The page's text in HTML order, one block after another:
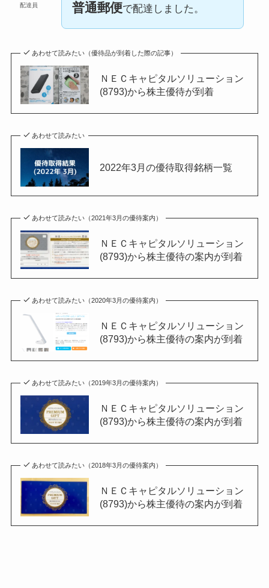
配達員 普通郵便で配達しました。
あわせて読みたい（優待品が到着した際の記事）
ＮＥＣキャピタルソリューション
(8793)から株主優待が到着
あわせて読みたい
2022年3月の優待取得銘柄一覧
あわせて読みたい（2021年3月の優待案内）
ＮＥＣキャピタルソリューション
(8793)から株主優待の案内が到着
あわせて読みたい（2020年3月の優待案内）
ＮＥＣキャピタルソリューション
(8793)から株主優待の案内が到着
あわせて読みたい（2019年3月の優待案内）
ＮＥＣキャピタルソリューション
(8793)から株主優待の案内が到着
あわせて読みたい（2018年3月の優待案内）
ＮＥＣキャピタルソリューション
(8793)から株主優待の案内が到着